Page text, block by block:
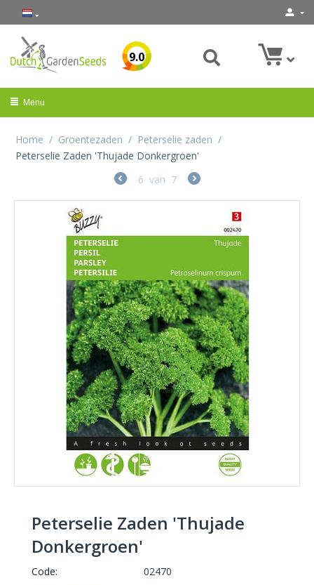
9.0
Menu
Home / Groentezaden / Peterselie zaden /
Peterselie Zaden 'Thujade Donkergroen'
6 van 7
Peterselie Zaden 'Thujade
Donkergroen'
Code: 02470